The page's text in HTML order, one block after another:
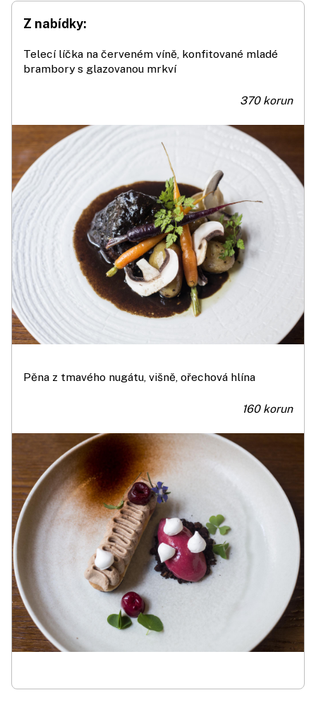
Z nabídky:
Telecí líčka na červeném víně, konfitované mladé
brambory s glazovanou mrkví
370 korun
Pěna z tmavého nugátu, višně, ořechová hlína
160 korun